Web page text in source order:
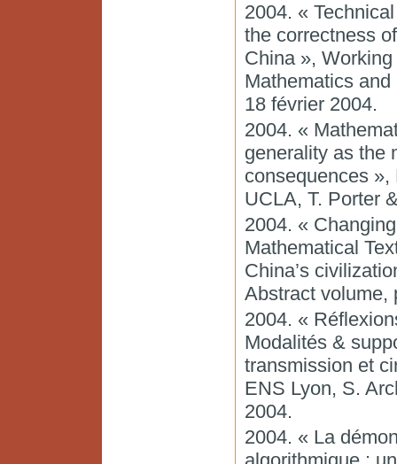
2004. «
the correctness
China »,
Mathematics
18 février 2004.
2004. «
generality as the
consequences
UCLA, T. Porter
2004. «
Mathematical
China’s
Abstract volume,
2004. «
Modalités &
transmission et
ENS Lyon, S.
2004.
2004. « La